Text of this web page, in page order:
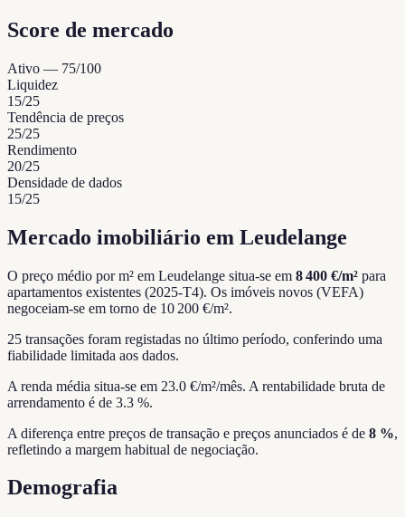
Score de mercado
Ativo — 75/100
Liquidez
15/25
Tendência de preços
25/25
Rendimento
20/25
Densidade de dados
15/25
Mercado imobiliário em Leudelange
O preço médio por m² em Leudelange situa-se em 8 400 €/m² para
apartamentos existentes (2025-T4). Os imóveis novos (VEFA)
negoceiam-se em torno de 10 200 €/m².
25 transações foram registadas no último período, conferindo uma
fiabilidade limitada aos dados.
A renda média situa-se em 23.0 €/m²/mês. A rentabilidade bruta de
arrendamento é de 3.3 %.
A diferença entre preços de transação e preços anunciados é de 8 %,
refletindo a margem habitual de negociação.
Demografia